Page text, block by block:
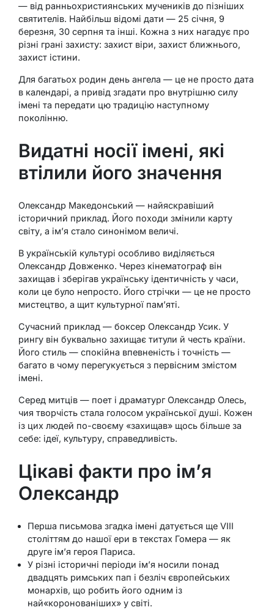
— від ранньохристиянських мучеників до пізніших
святителів. Найбільш відомі дати — 25 січня, 9
березня, 30 серпня та інші. Кожна з них нагадує про
різні грані захисту: захист віри, захист ближнього,
захист істини.
Для багатьох родин день ангела — це не просто дата
в календарі, а привід згадати про внутрішню силу
імені та передати цю традицію наступному
поколінню.
Видатні носії імені, які
втілили його значення
Олександр Македонський — найяскравіший
історичний приклад. Його походи змінили карту
світу, а ім’я стало синонімом величі.
В українській культурі особливо виділяється
Олександр Довженко. Через кінематограф він
захищав і зберігав українську ідентичність у часи,
коли це було непросто. Його стрічки — це не просто
мистецтво, а щит культурної пам’яті.
Сучасний приклад — боксер Олександр Усик. У
рингу він буквально захищає титули й честь країни.
Його стиль — спокійна впевненість і точність —
багато в чому перегукується з первісним змістом
імені.
Серед митців — поет і драматург Олександр Олесь,
чия творчість стала голосом української душі. Кожен
із цих людей по-своєму «захищав» щось більше за
себе: ідеї, культуру, справедливість.
Цікаві факти про ім’я
Олександр
Перша письмова згадка імені датується ще VIII
століттям до нашої ери в текстах Гомера — як
друге ім’я героя Париса.
У різні історичні періоди ім’я носили понад
двадцять римських пап і безліч європейських
монархів, що робить його одним із
най«коронованіших» у світі.